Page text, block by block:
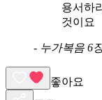
용서하
것이요
- 누가복음 6
좋아요